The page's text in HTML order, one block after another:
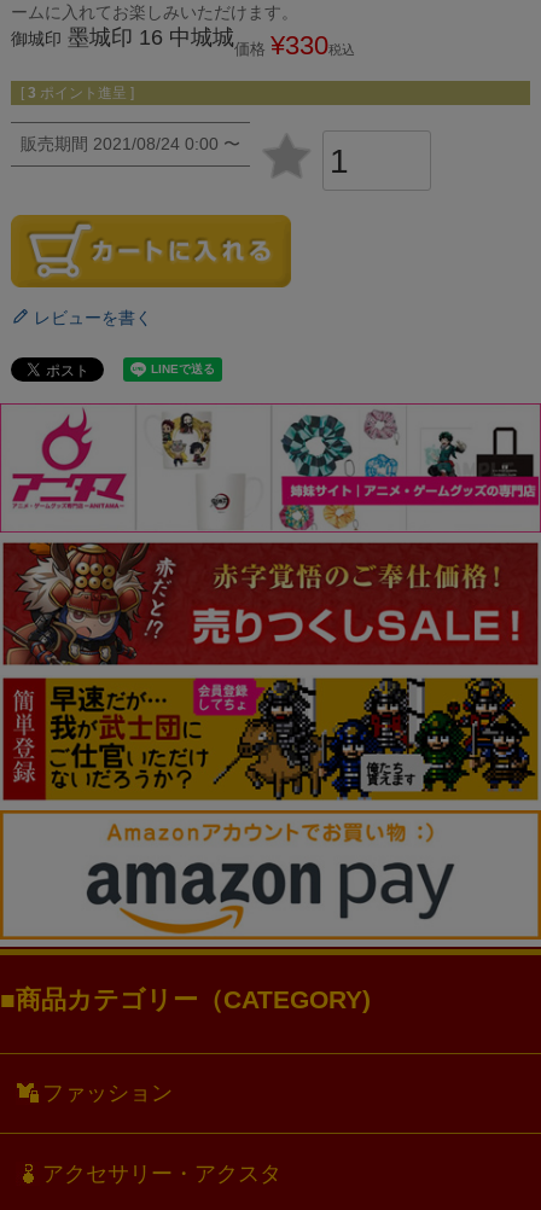
ームに入れてお楽しみいただけます。
御城印 墨城印 16 中城城価格 ¥330税込
[ 3 ポイント進呈 ]
販売期間 2021/08/24 0:00 〜
レビューを書く
商品カテゴリー（CATEGORY)
ファッション
アクセサリー・アクスタ